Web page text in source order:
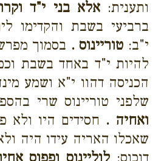
ותענית:אלא בני י"ד
ברביעי בשבת והקדימו
י"ב: טוריינוס . בסמוך
להיות י"ד באחד בשבת
הכניסה דהוו י"א ושמע
שלפני טוריינוס שרי
ואחיה . חסידים היו ולא
שאכלו האריה עידו היה